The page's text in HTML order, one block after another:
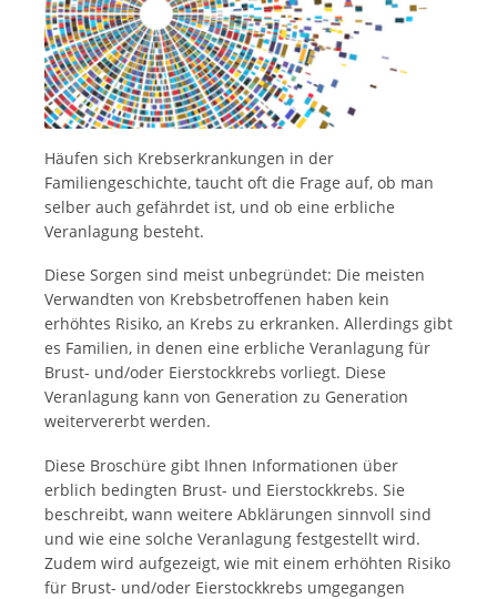
Häufen sich Krebserkrankungen in der
Familiengeschichte, taucht oft die Frage auf, ob man
selber auch gefährdet ist, und ob eine erbliche
Veranlagung besteht.
Diese Sorgen sind meist unbegründet: Die meisten
Verwandten von Krebsbetroffenen haben kein
erhöhtes Risiko, an Krebs zu erkranken. Allerdings gibt
es Familien, in denen eine erbliche Veranlagung für
Brust- und/oder Eierstockkrebs vorliegt. Diese
Veranlagung kann von Generation zu Generation
weitervererbt werden.
Diese Broschüre gibt Ihnen Informationen über
erblich bedingten Brust- und Eierstockkrebs. Sie
beschreibt, wann weitere Abklärungen sinnvoll sind
und wie eine solche Veranlagung festgestellt wird.
Zudem wird aufgezeigt, wie mit einem erhöhten Risiko
für Brust- und/oder Eierstockkrebs umgegangen